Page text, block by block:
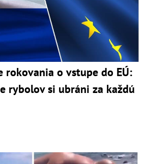
rokovania o vstupe do EÚ:
rybolov si ubráni za každú